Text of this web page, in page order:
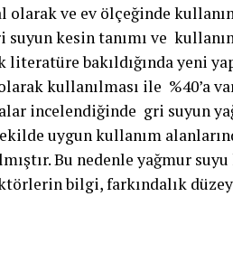
olarak ve ev ölçeğinde
kesin tanımı ve
bakıldığında yeni
kullanılması ile %40’a
incelendiğinde gri suyun
uygun kullanım
Bu nedenle yağmur suyu
bilgi, farkındalık